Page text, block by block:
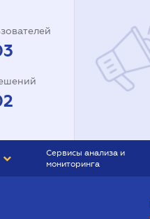
Сервисы анализа и
мониторинга